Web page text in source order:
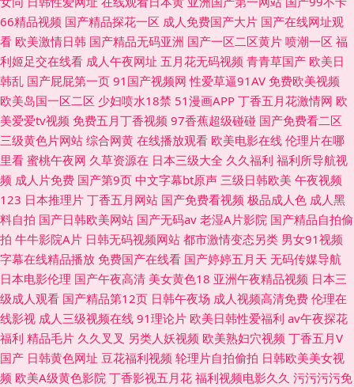
66精品视频 国产精品探花一区 成人免费国产大片 国产在线网址观
看 欧美激情日韩 国产精品无码亚洲 国产一区二区黄片 喷潮一区 福
利姬足交在线看 成人午夜网址 五月花无码视频 青青草国产 欧美日
韩乱 国产屁屁第一页 91国产视频网 性爱草逼91AV 免费欧美视频
欧美岛国一区二区 少妇喷水18禁 51漫画APP 丁香五月花激情网 欧
美爱爱tv视频 免费五月丁香视频 97香蕉超级碰碰 国产免费看二区
三级黄色片网站 综合网黄 在线播放观看 欧美电影在线 伦理片在哪
里看 蜜桃午夜网 久草资源在 日本三级大全 久久福利 福利所导航视
频 成人片免费 国产第9页 中文字幕bt原声 三级日韩欧美 午夜视频
123 日本推理片 丁香五月网站 国产免费看视频 极品成人色 成人黑
料自拍 国产日韩欧美网站 国产无码av 老湿A片影院 国产精品自拍偷
拍 牛牛影院A片 日韩无码视频网站 都市激情变态另类 男女91视频
字幕在线精品播放 免费国产在线看 国产婷婷五月天 无码传媒导航
日本电影伦理 国产午夜高清 美女黄色18 亚洲午夜精品视频 日本三
级成人观看 国产精品第12页 日韩午夜场 成人视频高清免费 伦理在
线影视 成人三级视频在线 91理论片 欧美日韩性爱福利 av午夜探花
福利 精品毛片 久久叉叉 另类人妖视频 欧美熟妇穴视频 丁香五月V
国产 日韩黄色网址 豆花福利视频 轮理片自拍偷拍 日韩欧美美女视
频 欧美A级黄色影院 丁香影视五月花 福利视频电影久久 污污污污免